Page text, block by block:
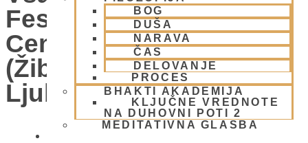
BOG
DUŠA
NARAVA
ČAS
DELOVANJE
PROCES
BHAKTI AKADEMIJA
KLJUČNE VREDNOTE
NA DUHOVNI POTI 2
MEDITATIVNA GLASBA
Festival V Hare Krišna
Centru – VABLJENI
(Žibertova 27, 1000
Ljubljana)